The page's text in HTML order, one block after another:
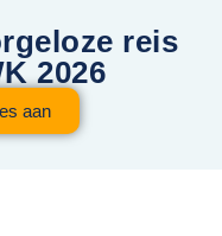
reis
2026
aan